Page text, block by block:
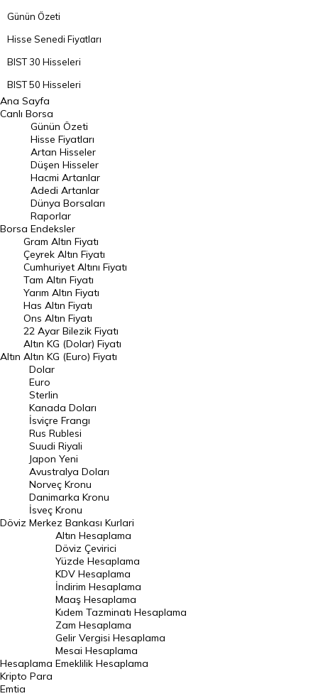
Günün Özeti
Hisse Senedi Fiyatları
BIST 30 Hisseleri
BIST 50 Hisseleri
BIST 100 Hisseleri
En Çok Artan Hisseler
En Çok Düşen Hisseler
Hacmi Artanlar
Geçmiş Kapanışlar
Dünya Borsaları
Raporlar
Endeksler
DÖVİZ
Döviz Kuru
Dolar Kuru
Euro Kuru
Pound Kuru
Frank Kuru
Riyal Kuru
Avustralya Doları
Danimarka Kronu Kuru
Kanada Doları Kuru
Norveç Kronu Kuru
İsveç Kronu Kuru
Japon Yeni Kuru
Serbest Piyasa Döviz Kurları
Merkez Bankası Döviz Kurları
Altın Fiyatları
Gram Altın Fiyatı
Ana Sayfa
Canlı Borsa
Borsa
Günün Özeti
Hisse Fiyatları
Artan Hisseler
Düşen Hisseler
Hacmi Artanlar
Adedi Artanlar
Dünya Borsaları
Raporlar
Endeksler
Altın
Gram Altın Fiyatı
Çeyrek Altın Fiyatı
Cumhuriyet Altını Fiyatı
Tam Altın Fiyatı
Yarım Altın Fiyatı
Has Altın Fiyatı
Ons Altın Fiyatı
22 Ayar Bilezik Fiyatı
Altın KG (Dolar) Fiyatı
Altın KG (Euro) Fiyatı
Döviz
Dolar
Euro
Sterlin
Kanada Doları
İsviçre Frangı
Rus Rublesi
Suudi Riyali
Japon Yeni
Avustralya Doları
Norveç Kronu
Danimarka Kronu
İsveç Kronu
Merkez Bankası Kurlari
Hesaplama
Altın Hesaplama
Döviz Çevirici
Yüzde Hesaplama
KDV Hesaplama
İndirim Hesaplama
Maaş Hesaplama
Kıdem Tazminatı Hesaplama
Zam Hesaplama
Gelir Vergisi Hesaplama
Mesai Hesaplama
Emeklilik Hesaplama
Kripto Para
Emtia